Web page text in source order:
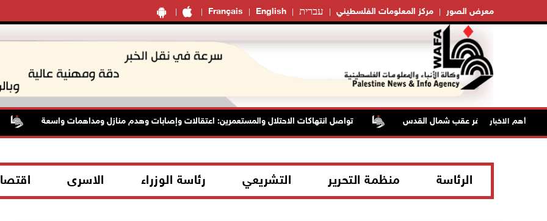
Français English עברית مركز المعلومات الفلسطيني معرض الصور
أهم الاخبار تواصل انتهاكات الاحتلال والمستعمرين: اعتقالات وإصابات وهدم منازل ومداهمات واسعة
الرئاسة منظمة التحرير التشريعي رئاسة الوزراء الاسرى